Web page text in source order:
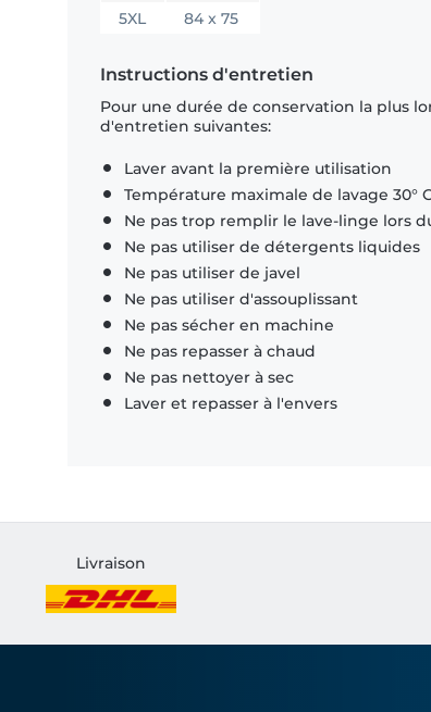
5XL
84 x 75
Instructions d'entretien
Pour une durée de conservation la plus
d'entretien suivantes:
Laver avant la première utilisation
Température maximale de lavage 30°
Ne pas trop remplir le lave-linge lors
Ne pas utiliser de détergents liquides
Ne pas utiliser de javel
Ne pas utiliser d'assouplissant
Ne pas sécher en machine
Ne pas repasser à chaud
Ne pas nettoyer à sec
Laver et repasser à l'envers
Livraison